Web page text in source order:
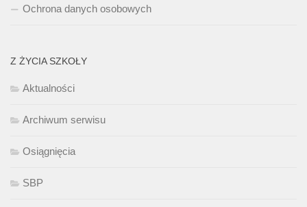
Ochrona danych osobowych
Z ŻYCIA SZKOŁY
Aktualności
Archiwum serwisu
Osiągnięcia
SBP